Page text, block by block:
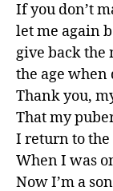
If you don’t
let me again
give back the
the age
Thank you,
That my
I return to the
When I was
Now I’m a